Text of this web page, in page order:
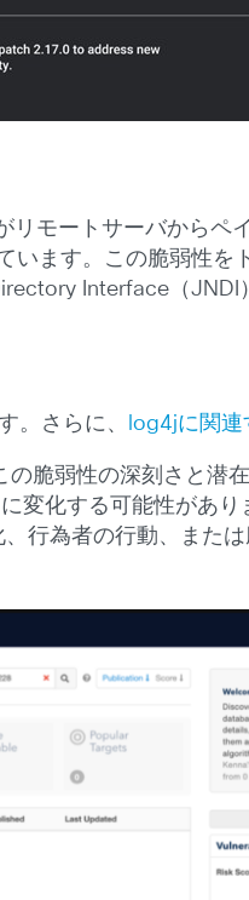
モートサーバからペ
います。この脆弱性を
Interface（
。さらに、 log4jに関
脆弱性の深刻さと潜
変化する可能性があ
行為者の行動、また